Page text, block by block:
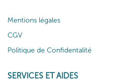
Mentions légales
CGV
Politique de Confidentalité
SERVICES ET AIDES